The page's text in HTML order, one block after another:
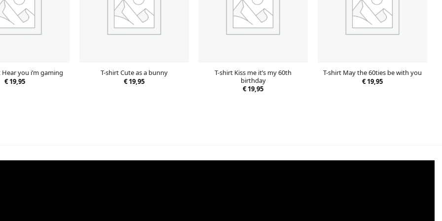
Hear you i’m gaming
€19,95
T-shirt Cute as a bunny
€19,95
T-shirt Kiss me it’s my 60th
birthday
€19,95
T-shirt May the 60ties be with you
€19,95